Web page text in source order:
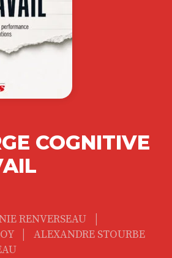
COGNITIVE
RENVERSEAU |
| ALEXANDRE STOURBE